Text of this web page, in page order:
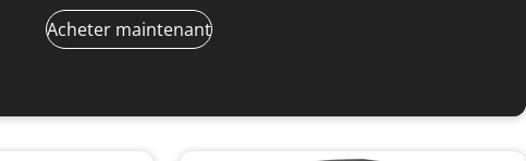
Acheter maintenant